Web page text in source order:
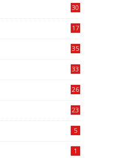
30
17
35
33
26
23
5
1